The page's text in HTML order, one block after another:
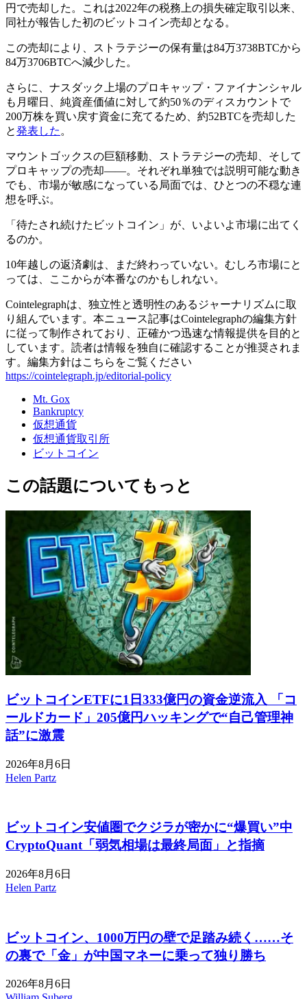
円で売却した。これは2022年の税務上の損失確定取引以来、
同社が報告した初のビットコイン売却となる。
この売却により、ストラテジーの保有量は84万3738BTCから
84万3706BTCへ減少した。
さらに、ナスダック上場のプロキャップ・ファイナンシャル
も月曜日、純資産価値に対して約50％のディスカウントで
200万株を買い戻す資金に充てるため、約52BTCを売却した
と発表した 。
マウントゴックスの巨額移動、ストラテジーの売却、そして
プロキャップの売却――。それぞれ単独では説明可能な動き
でも、市場が敏感になっている局面では、ひとつの不穏な連
想を呼ぶ。
「待たされ続けたビットコイン」が、いよいよ市場に出てく
るのか。
10年越しの返済劇は、まだ終わっていない。むしろ市場にと
っては、ここからが本番なのかもしれない。
Cointelegraphは、独立性と透明性のあるジャーナリズムに取
り組んでいます。本ニュース記事はCointelegraphの編集方針
に従って制作されており、正確かつ迅速な情報提供を目的と
しています。読者は情報を独自に確認することが推奨されま
す。編集方針はこちらをご覧ください
https://cointelegraph.jp/editorial-policy
Mt. Gox
Bankruptcy
仮想通貨
仮想通貨取引所
ビットコイン
この話題についてもっと
ビットコインETFに1日333億円の資金逆流入 「コ
ールドカード」205億円ハッキングで“自己管理神
話”に激震
2026年8月6日
Helen Partz
ビットコイン安値圏でクジラが密かに“爆買い”中
CryptoQuant「弱気相場は最終局面」と指摘
2026年8月6日
Helen Partz
ビットコイン、1000万円の壁で足踏み続く……そ
の裏で「金」が中国マネーに乗って独り勝ち
2026年8月6日